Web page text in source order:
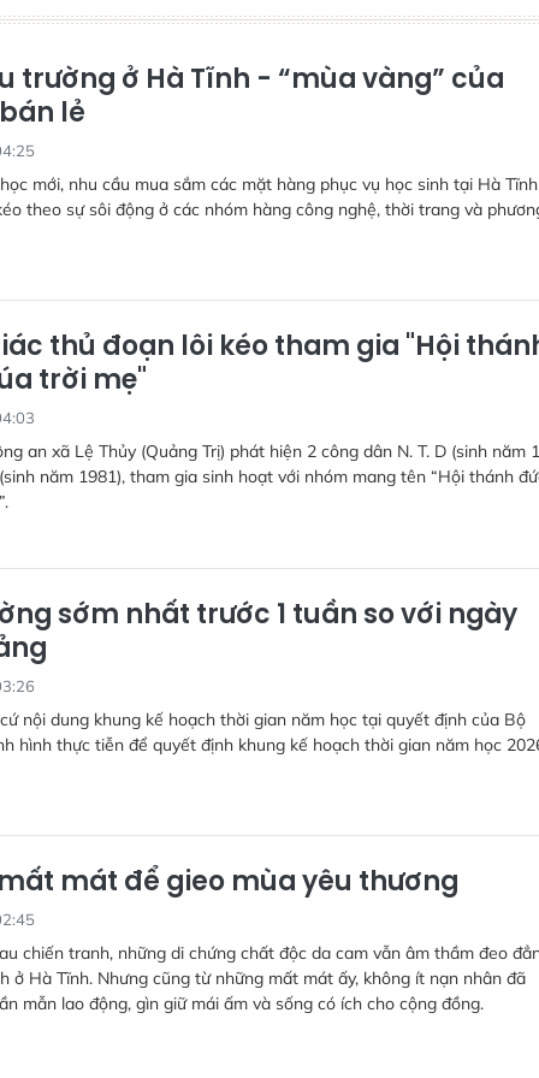
trường ở Hà Tĩnh - “mùa vàng” của
lẻ
mới, nhu cầu mua sắm các mặt hàng phục vụ học sinh tại Hà Tĩnh
theo sự sôi động ở các nhóm hàng công nghệ, thời trang và
thủ đoạn lôi kéo tham gia "Hội
trời mẹ"
an xã Lệ Thủy (Quảng Trị) phát hiện 2 công dân N. T. D (sinh năm
năm 1981), tham gia sinh hoạt với nhóm mang tên “Hội thánh
sớm nhất trước 1 tuần so với ngày
nội dung khung kế hoạch thời gian năm học tại quyết định của Bộ
hình thực tiễn để quyết định khung kế hoạch thời gian năm học
mát để gieo mùa yêu thương
chiến tranh, những di chứng chất độc da cam vẫn âm thầm đeo
ở Hà Tĩnh. Nhưng cũng từ những mất mát ấy, không ít nạn nhân đã
mẫn lao động, gìn giữ mái ấm và sống có ích cho cộng đồng.